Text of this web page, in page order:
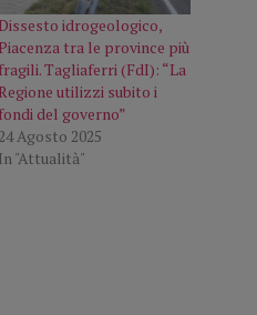
Dissesto idrogeologico,
Piacenza tra le province più
fragili. Tagliaferri (FdI): “La
Regione utilizzi subito i
fondi del governo”
24 Agosto 2025
In "Attualità"